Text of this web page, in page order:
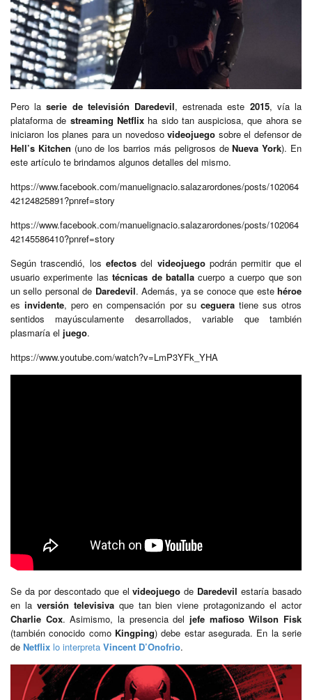
Pero laserie de televisión Daredevil, estrenada este 2015, vía la
plataforma de streaming Netflixha sido tan auspiciosa, que ahora se
iniciaron los planes para un novedoso videojuego sobre el defensor de
Hell’s Kitchen (uno de los barrios más peligrosos deNueva York). En
este artículo te brindamos algunos detalles del mismo.
https://www.facebook.com/manuelignacio.salazarordones/posts/102064
42124825891?pnref=story
https://www.facebook.com/manuelignacio.salazarordones/posts/102064
42145586410?pnref=story
Según trascendió, los efectos del videojuegopodrán permitir que el
usuario experimente lastécnicas de batalla cuerpo a cuerpo que son
un sello personal de Daredevil. Además, ya se conoce que estehéroe
esinvidente, pero en compensación por su cegueratiene sus otros
sentidos mayúsculamente desarrollados, variable que también
plasmaría el juego.
https://www.youtube.com/watch?v=LmP3YFk_YHA
Se da por descontado que elvideojuego de Daredevil estaría basado
en la versión televisivaque tan bien viene protagonizando el actor
Charlie Cox. Asimismo, la presencia del jefe mafioso Wilson Fisk
(también conocido como Kingping) debe estar asegurada. En la serie
de Netflix lo interpreta Vincent D’Onofrio.